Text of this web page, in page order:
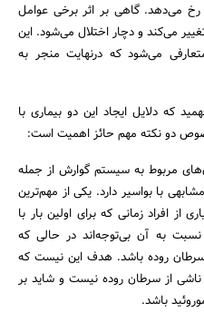
رخ می‌دهد. گاهی بر اثر برخی عوامل
می‌کند و دچار اختلال می‌شود. این
می‌شود که درنهایت منجر به
که دلایل ایجاد این دو بیماری با
دو نکته مهم حائز اهمیت است:
مربوط به سیستم گوارش از جمله
با بواسیر دارد. یکی از مهم‌ترین
افراد زمانی که برای اولین بار با
به آن بی‌توجه‌اند در حالی که
روده باشد. هدف این نیست که
از سرطان روده نیست و شاید بر
باشد.